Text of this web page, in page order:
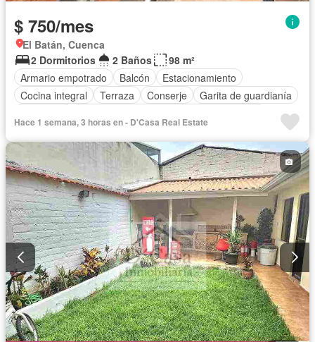
$ 750/mes
El Batán, Cuenca
2 Dormitorios
2 Baños
98 m²
Armario empotrado
Balcón
Estacionamiento
Cocina integral
Terraza Conserje
Garita de guardianía
Ascensor
Gas natural Parcialmente amoblado
Hace 1 semana, 3 horas en - D'Casa Real Estate